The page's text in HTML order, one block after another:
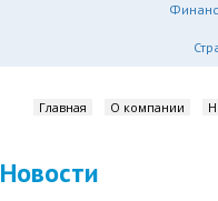
Главная О компании
Новости